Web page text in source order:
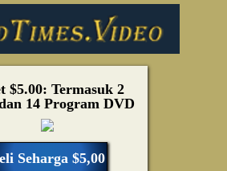
$5.00: Termasuk 2
14 Program DVD
Seharga $5,00